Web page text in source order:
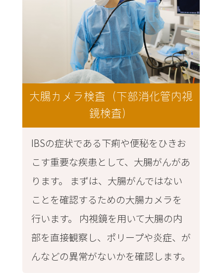
大腸カメラ検査（下部消化管内視
鏡検査）
IBSの症状である下痢や便秘をひきお
こす重要な疾患として、大腸がんがあ
ります。 まずは、大腸がんではない
ことを確認するための大腸カメラを
行います。 内視鏡を用いて大腸の内
部を直接観察し、ポリープや炎症、が
んなどの異常がないかを確認します。